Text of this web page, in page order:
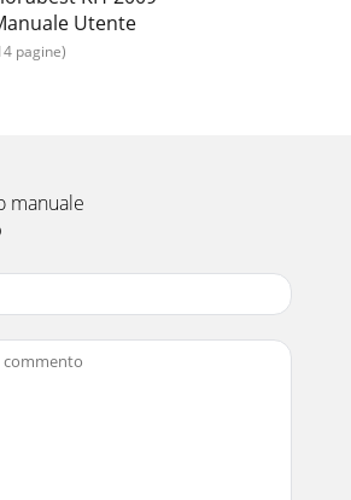
Utente
pagine)
manuale